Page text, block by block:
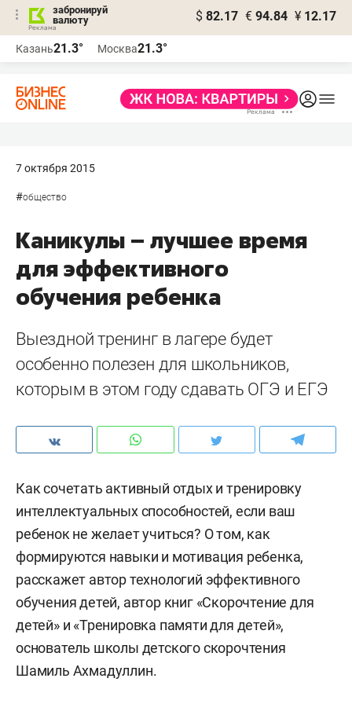
забронируй
валюту
$ 82.17 € 94.84 ¥ 12.17
Казань21.3° Москва21.3°
7 октября 2015
#общество
Каникулы – лучшее время
для эффективного
обучения ребенка
Выездной тренинг в лагере будет
особенно полезен для школьников,
которым в этом году сдавать ОГЭ и ЕГЭ
Как сочетать активный отдых и тренировку
интеллектуальных способностей, если ваш
ребенок не желает учиться? О том, как
формируются навыки и мотивация ребенка,
расскажет автор технологий эффективного
обучения детей, автор книг «Скорочтение для
детей» и «Тренировка памяти для детей»,
основатель школы детского скорочтения
Шамиль Ахмадуллин.